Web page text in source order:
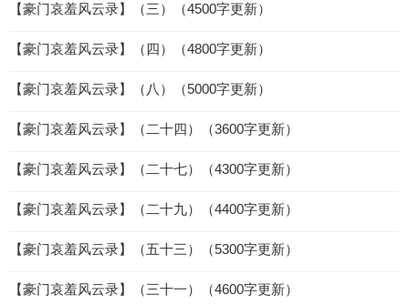
【豪门哀羞风云录】（三）（4500字更新）
【豪门哀羞风云录】（四）（4800字更新）
【豪门哀羞风云录】（八）（5000字更新）
【豪门哀羞风云录】（二十四）（3600字更新）
【豪门哀羞风云录】（二十七）（4300字更新）
【豪门哀羞风云录】（二十九）（4400字更新）
【豪门哀羞风云录】（五十三）（5300字更新）
【豪门哀羞风云录】（三十一）（4600字更新）